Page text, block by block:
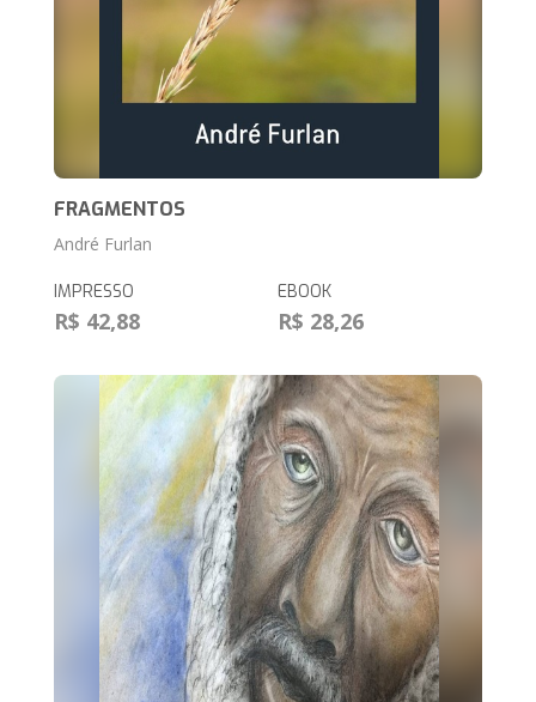
FRAGMENTOS
André Furlan
IMPRESSO
R$ 42,88
EBOOK
R$ 28,26